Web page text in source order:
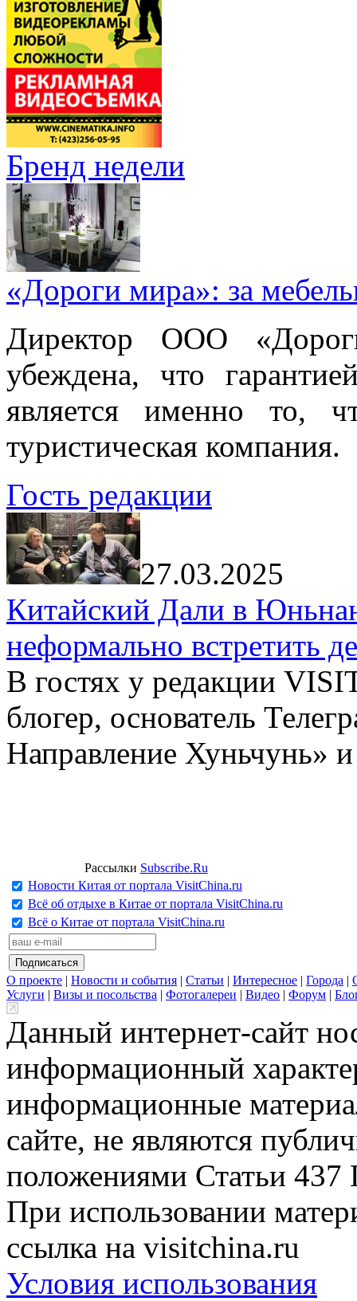
Бренд недели
«Дороги мира»: за
Директор ООО
убеждена, что
является именно то,
туристическая компания.
Гость редакции
27.03.2025
Китайский Дали в
неформально встретить
В гостях у редакции
блогер, основатель
Направление Хуньчунь»
Рассылки Subscribe.Ru
Новости Китая от портала VisitChina.ru
Всё об отдыхе в Китае от портала VisitChina.ru
Всё о Китае от портала VisitChina.ru
О проекте | Новости и события | Статьи | Интересное | Города |
Услуги | Визы и посольства | Фотогалереи | Видео | Форум |
Данный интернет-сайт
информационный
информационные
сайте, не являются
положениями Статьи 437
При использовании
ссылка на visitchina.ru
Условия использования